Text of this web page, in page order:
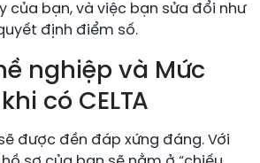
của bạn, và việc bạn sửa đổi như
định điểm số.
nghiệp và Mức
có CELTA
được đền đáp xứng đáng. Với